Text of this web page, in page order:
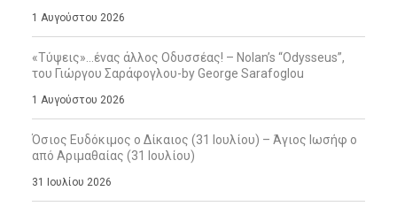
1 Αυγούστου 2026
«Τύψεις»…ένας άλλος Οδυσσέας! – Nolan’s “Odysseus”,
του Γιώργου Σαράφογλου-by George Sarafoglou
1 Αυγούστου 2026
Όσιος Ευδόκιμος ο Δίκαιος (31 Ιουλίου) – Άγιος Ιωσήφ ο
από Αριμαθαίας (31 Ιουλίου)
31 Ιουλίου 2026